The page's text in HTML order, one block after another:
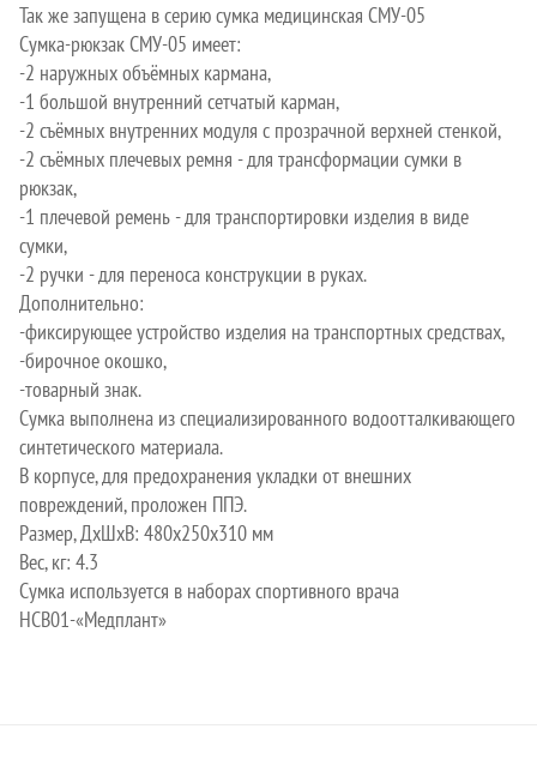
Так же запущена в серию сумка медицинская СМУ-05
Сумка-рюкзак СМУ-05 имеет:
-2 наружных объёмных кармана,
-1 большой внутренний сетчатый карман,
-2 съёмных внутренних модуля с прозрачной верхней стенкой,
-2 съёмных плечевых ремня - для трансформации сумки в
рюкзак,
-1 плечевой ремень - для транспортировки изделия в виде
сумки,
-2 ручки - для переноса конструкции в руках.
Дополнительно:
-фиксирующее устройство изделия на транспортных средствах,
-бирочное окошко,
-товарный знак.
Сумка выполнена из специализированного водоотталкивающего
синтетического материала.
В корпусе, для предохранения укладки от внешних
повреждений, проложен ППЭ.
Размер, ДхШхВ: 480х250х310 мм
Вес, кг: 4.3
Сумка используется в наборах спортивного врача
НСВ01-«Медплант»